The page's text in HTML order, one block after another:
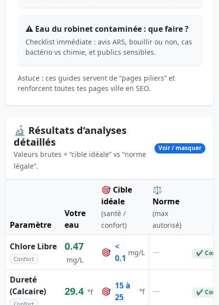
⚠️ Eau du robinet contaminée : que faire ?
Checklist immédiate : avis ARS, bouillir ou non, cas
bactério vs chimie, et publics sensibles.
Astuce : ces guides servent de “pages piliers” et
renforcent toutes tes pages ville en SEO.
🔬 Résultats d’analyses
détaillés
Valeurs brutes + “cible idéale” vs “norme
légale”.
Voir / masquer
Paramètre
Votre
eau
🎯 Cible
idéale
(santé /
confort)
⚖️
Norme
(max
autorisé)
Chlore Libre
Confort
0.47
mg/L
🎯
<
0.1
mg/L — ✔
Dureté
(Calcaire)
29.4 °f 🎯
15 à
25
°f — ✔